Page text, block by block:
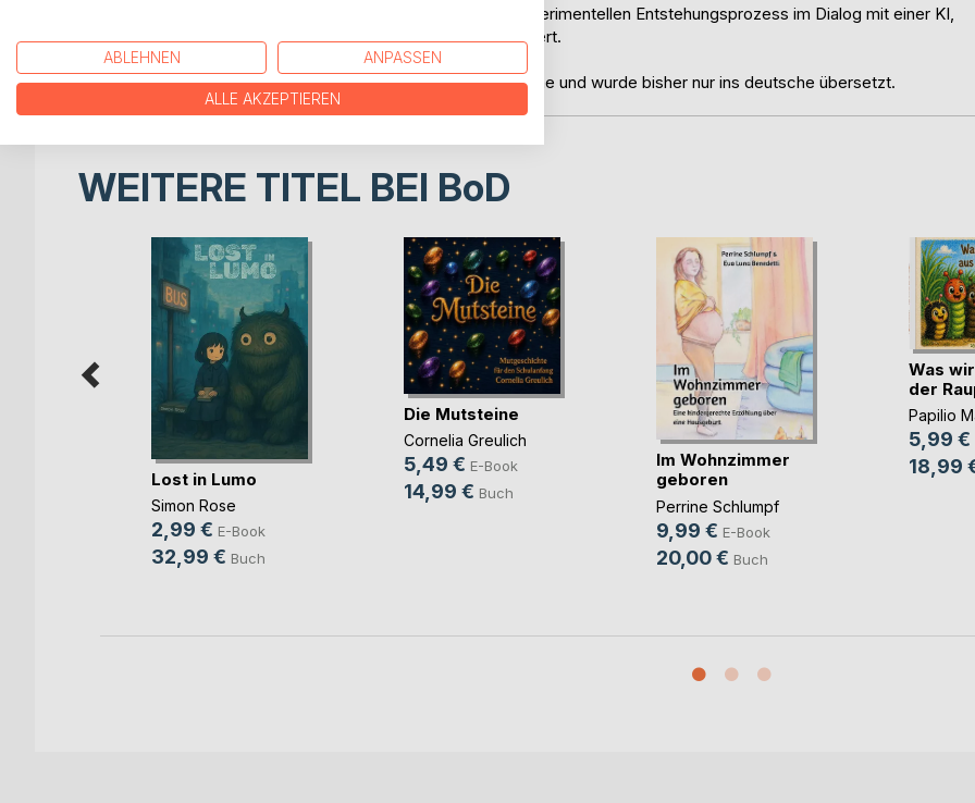
Die Geschichte und Bilder entwickelten sich in einem experimentellen Entstehungsprozess im Dialog mit einer KI,
wurden jedoch vollständig kuratiert, bearbeitet und illustriert.
Das Bilderbuch entstand ursprünglich in englischer Sprache und wurde bisher nur ins deutsche übersetzt.
WEITERE TITEL BEI BoD
Lost in Lumo
Simon Rose
2,99 € E-Book
32,99 € Buch
Die Mutsteine
Cornelia Greulich
5,49 € E-Book
14,99 € Buch
Im Wohnzimmer
geboren
Perrine Schlumpf
9,99 € E-Book
20,00 € Buch
Was
der
Papilio
5,99 €
18,99
ABLEHNEN ANPASSEN
ALLE AKZEPTIEREN